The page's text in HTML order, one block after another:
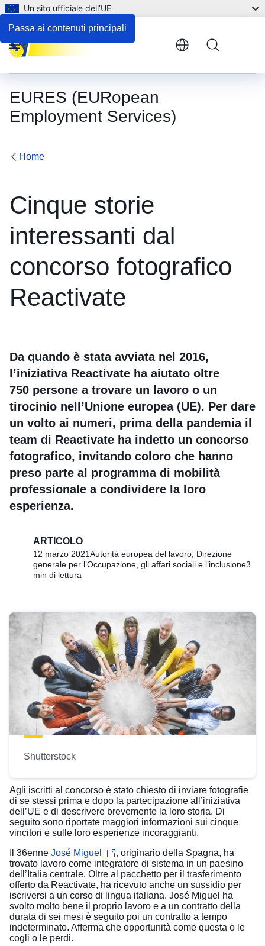
Passa ai contenuti principali
Un sito ufficiale dell’UE
EURES (EURopean
Employment Services)
Menu
Home
Cinque storie
interessanti dal
concorso fotografico
Reactivate
Da quando è stata avviata nel 2016,
l’iniziativa Reactivate ha aiutato oltre
750 persone a trovare un lavoro o un
tirocinio nell’Unione europea (UE). Per dare
un volto ai numeri, prima della pandemia il
team di Reactivate ha indetto un concorso
fotografico, invitando coloro che hanno
preso parte al programma di mobilità
professionale a condividere la loro
esperienza.
ARTICOLO
12 marzo 2021Autorità europea del lavoro, Direzione
generale per l’Occupazione, gli affari sociali e l’inclusione3
min di lettura
Shutterstock
Agli iscritti al concorso è stato chiesto di inviare fotografie
di se stessi prima e dopo la partecipazione all’iniziativa
dell’UE e di descrivere brevemente la loro storia. Di
seguito sono riportate maggiori informazioni sui cinque
vincitori e sulle loro esperienze incoraggianti.
Il 36enne José Miguel
, originario della Spagna, ha
trovato lavoro come integratore di sistema in un paesino
dell’Italia centrale. Oltre al pacchetto per il trasferimento
offerto da Reactivate, ha ricevuto anche un sussidio per
iscriversi a un corso di lingua italiana. José Miguel ha
svolto molto bene il proprio lavoro e a un contratto della
durata di sei mesi è seguito poi un contratto a tempo
indeterminato. Afferma che opportunità come questa o le
cogli o le perdi.